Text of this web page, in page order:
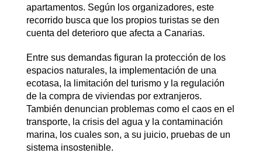
apartamentos. Según los organizadores, este
recorrido busca que los propios turistas se den
cuenta del deterioro que afecta a Canarias.
Entre sus demandas figuran la protección de los
espacios naturales, la implementación de una
ecotasa, la limitación del turismo y la regulación
de la compra de viviendas por extranjeros.
También denuncian problemas como el caos en el
transporte, la crisis del agua y la contaminación
marina, los cuales son, a su juicio, pruebas de un
sistema insostenible.